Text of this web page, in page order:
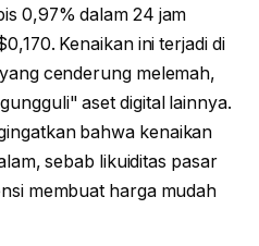
0,97% dalam 24 jam
Kenaikan ini terjadi di
cenderung melemah,
aset digital lainnya.
bahwa kenaikan
sebab likuiditas pasar
membuat harga mudah